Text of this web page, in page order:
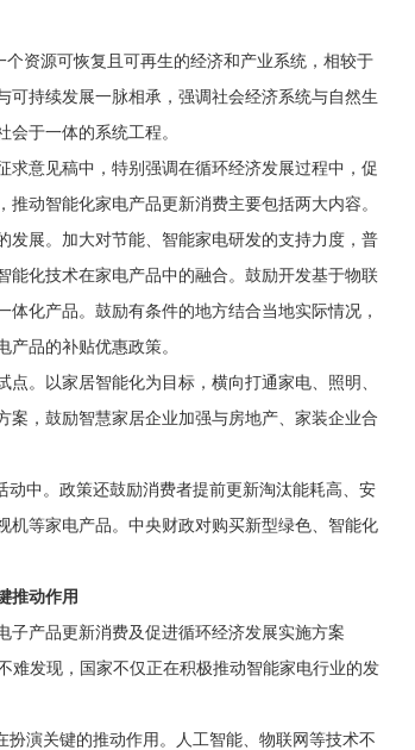
资源可恢复且可再生的经济和产业系统，相较于
可持续发展一脉相承，强调社会经济系统与自然生
于一体的系统工程。
意见稿中，特别强调在循环经济发展过程中，促
动智能化家电产品更新消费主要包括两大内容。
展。加大对节能、智能家电研发的支持力度，普
能化技术在家电产品中的融合。鼓励开发基于物联
体化产品。鼓励有条件的地方结合当地实际情况，
产品的补贴优惠政策。
。以家居智能化为目标，横向打通家电、照明、
案，鼓励智慧家居企业加强与房地产、家装企业合
中。政策还鼓励消费者提前更新淘汰能耗高、安
机等家电产品。中央财政对购买新型绿色、智能化
推动作用
产品更新消费及促进循环经济发展实施方案
难发现，国家不仅正在积极推动智能家电行业的发
演关键的推动作用。人工智能、物联网等技术不